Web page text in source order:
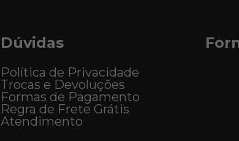
Dúvidas
Política de Privacidade
Trocas e Devoluções
Formas de Pagamento
Regra de Frete Grátis
Atendimento